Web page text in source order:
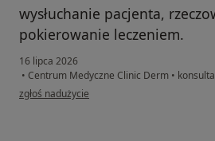
wysłuchanie pacjenta,
pokierowanie leczeniem.
16 lipca 2026
• Centrum Medyczne Clinic Derm •
w opinii użytkownika Anna M
zgłoś nadużycie